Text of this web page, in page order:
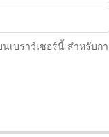
บราว์เซอร์นี้ สำหรับก